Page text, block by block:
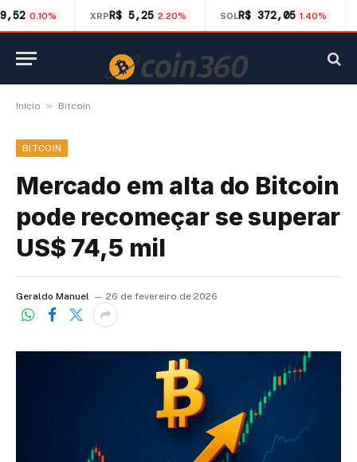
0.10% XRPR$ 5,25 2.20% SOLR$ 372,05 1.40%
Início » Bitcoin
BITCOIN
Mercado em alta do Bitcoin
pode recomeçar se superar
US$ 74,5 mil
Geraldo Manuel 26 de fevereiro de 2026